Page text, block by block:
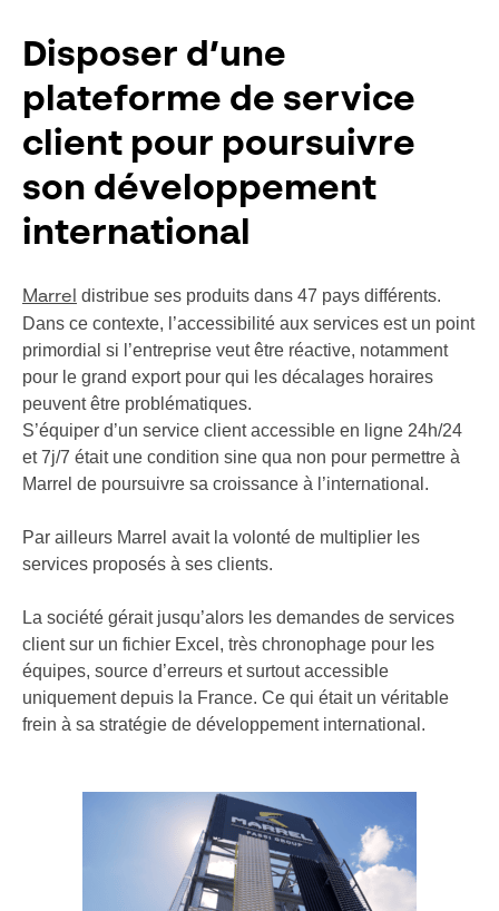
Disposer d’une
plateforme de service
client pour poursuivre
son développement
international
Marrel distribue ses produits dans 47 pays différents.
Dans ce contexte, l’accessibilité aux services est un point
primordial si l’entreprise veut être réactive, notamment
pour le grand export pour qui les décalages horaires
peuvent être problématiques.
S’équiper d’un service client accessible en ligne 24h/24
et 7j/7 était une condition sine qua non pour permettre à
Marrel de poursuivre sa croissance à l’international.
Par ailleurs Marrel avait la volonté de multiplier les
services proposés à ses clients.
La société gérait jusqu’alors les demandes de services
client sur un fichier Excel, très chronophage pour les
équipes, source d’erreurs et surtout accessible
uniquement depuis la France. Ce qui était un véritable
frein à sa stratégie de développement international.